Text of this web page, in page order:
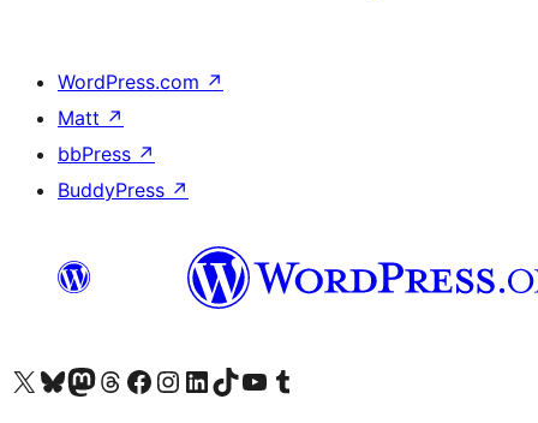
WordPress.com ↗
Matt ↗
bbPress ↗
BuddyPress ↗
Visita nuestra cuenta de X (anteriormente Twitter)
Visit our Bluesky account
Visit our Mastodon account
Visit our Threads account
Visita nuestra página de Facebook
Visita nuestra cuenta de Instagram
Visita nuestra cuenta de LinkedIn
Visit our TikTok account
Visita nuestro canal de YouTube
Visit our Tumblr account